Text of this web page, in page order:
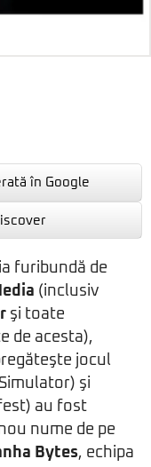
în Google
furibundă de
(inclusiv
şi toate
de acesta),
jocul
şi
au fost
nume de pe
Bytes, echipa